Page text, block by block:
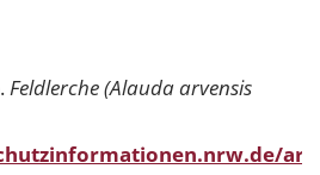
Feldlerche (Alauda arvensis